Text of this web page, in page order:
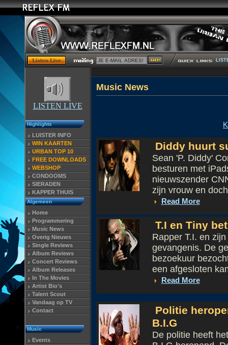
LISTEN LIVE
Highlights
LUISTER INFO
WIN KAARTEN
URBAN TOP 10
FREE DOWNLOADS
WEBSHOP
CONDOOMS
SIERADEN
KAPPER THUIS
Algemeen
Home
Programmering
Music News
Overig Nieuws
Single Reviews
Album Reviews
Concert Reviews
Album Releases
In The Movies
Artist Bio's
Talent Scout
Vandaag op TV
Contact
Music
Events
Diddy huurt
Sean 'P. Diddy'
besturen met
nieuwszender
zijn vrouw en
Read More
T.I en Tiny
Rapper T.I. en
gevangenis. De
bezoekuur
een afgesloten
Read More
Politie
B.I.G
De politie heeft